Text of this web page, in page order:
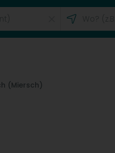
(Miersch)